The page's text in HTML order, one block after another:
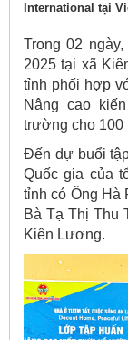
International tại
Trong 02
2025 tại xã
tỉnh phối hợp
Nâng cao
trường cho 100
Đến dự buổi
Quốc gia của
tỉnh có Ông Hà
Bà Tạ Thị Thu
Kiên Lương.